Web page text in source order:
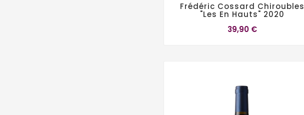
Frédéric Cossard Chiroubles
"Les En Hauts" 2020
39,90 €